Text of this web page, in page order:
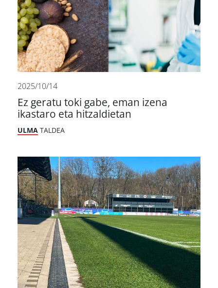
2025/10/14
Ez geratu toki gabe, eman izena
ikastaro eta hitzaldietan
ULMA TALDEA